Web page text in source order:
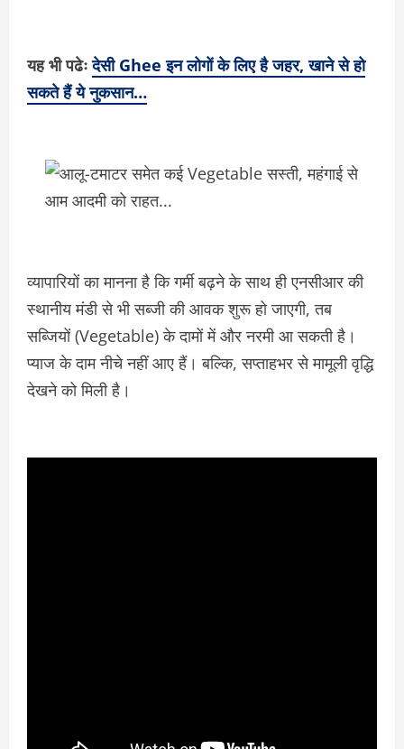
यह भी पढेःदेसी Ghee इन लोगों के लिए है जहर, खाने से हो
सकते हैं ये नुकसान…
व्यापारियों का मानना है कि गर्मी बढ़ने के साथ ही एनसीआर की
स्थानीय मंडी से भी सब्जी की आवक शुरू हो जाएगी, तब
सब्जियों (Vegetable) के दामों में और नरमी आ सकती है।
प्याज के दाम नीचे नहीं आए हैं। बल्कि, सप्ताहभर से मामूली वृद्धि
देखने को मिली है।